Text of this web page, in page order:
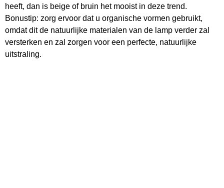
heeft, dan is beige of bruin het mooist in deze trend.
Bonustip: zorg ervoor dat u organische vormen gebruikt,
omdat dit de natuurlijke materialen van de lamp verder zal
versterken en zal zorgen voor een perfecte, natuurlijke
uitstraling.